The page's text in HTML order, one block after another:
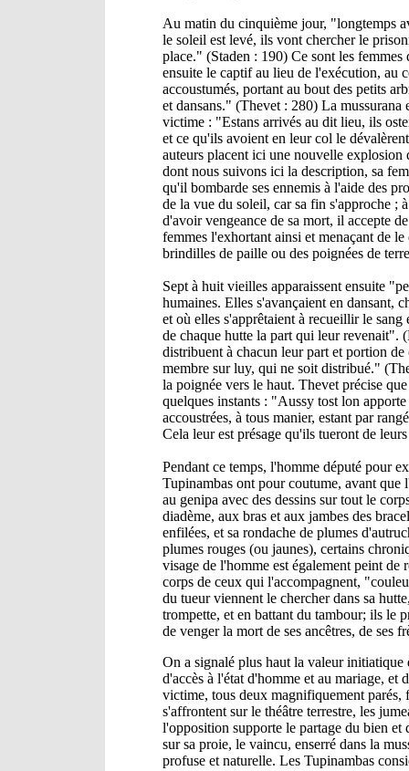
Au matin du cinquième jour, "longtemps
le soleil est levé, ils vont chercher le
place." (Staden : 190) Ce sont les
ensuite le captif au lieu de l'exécution, au
accoustumés, portant au bout des petits
et dansans." (Thevet : 280) La mussurana
victime : "Estans arrivés au dit lieu, ils
et ce qu'ils avoient en leur col le
auteurs placent ici une nouvelle
dont nous suivons ici la description, sa
qu'il bombarde ses ennemis à l'aide des
de la vue du soleil, car sa fin s'approche ;
d'avoir vengeance de sa mort, il accepte
femmes l'exhortant ainsi et menaçant de
brindilles de paille ou des poignées de
Sept à huit vieilles apparaissent ensuite
humaines. Elles s'avançaient en dansant,
et où elles s'apprêtaient à recueillir le
de chaque hutte la part qui leur
distribuent à chacun leur part et portion
membre sur luy, qui ne soit distribué."
la poignée vers le haut. Thevet précise
quelques instants : "Aussy tost lon
accoustrées, à tous manier, estant par
Cela leur est présage qu'ils tueront de
Pendant ce temps, l'homme député pour
Tupinambas ont pour coutume, avant que
au genipa avec des dessins sur tout le
diadème, aux bras et aux jambes des
enfilées, et sa rondache de plumes
plumes rouges (ou jaunes), certains
visage de l'homme est également peint de
corps de ceux qui l'accompagnent,
du tueur viennent le chercher dans sa
trompette, et en battant du tambour; ils le
de venger la mort de ses ancêtres, de ses
On a signalé plus haut la valeur
d'accès à l'état d'homme et au mariage,
victime, tous deux magnifiquement
s'affrontent sur le théâtre terrestre, les
l'opposition supporte le partage du bien
sur sa proie, le vaincu, enserré dans la
profuse et naturelle. Les Tupinambas